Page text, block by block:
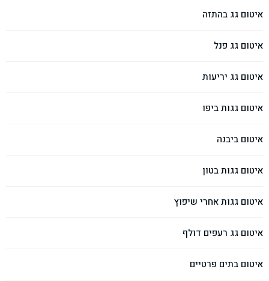
איטום גג בהתזה
איטום גג פנל
איטום גג יריעות
איטום גגות ביפו
איטום ביבנה
איטום גגות בטון
איטום גגות אחרי שיפוץ
איטום גג רעפים דולף
איטום בתים פרטיים